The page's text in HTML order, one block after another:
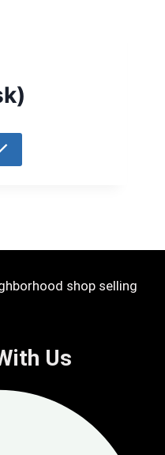
shop selling
Us